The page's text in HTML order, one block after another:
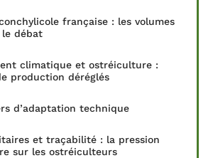
française : les volumes
débat
climatique et ostréiculture :
production déréglés
d’adaptation technique
et traçabilité : la pression
sur les ostréiculteurs